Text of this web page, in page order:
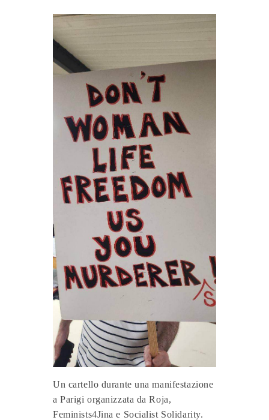
Un cartello durante una manifestazione
a Parigi organizzata da Roja,
Feminists4Jina e Socialist Solidarity.